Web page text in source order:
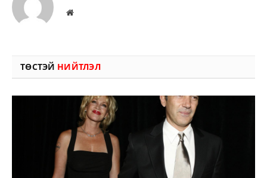
Вэбсайт
ТӨСТЭЙ НИЙТЛЭЛ